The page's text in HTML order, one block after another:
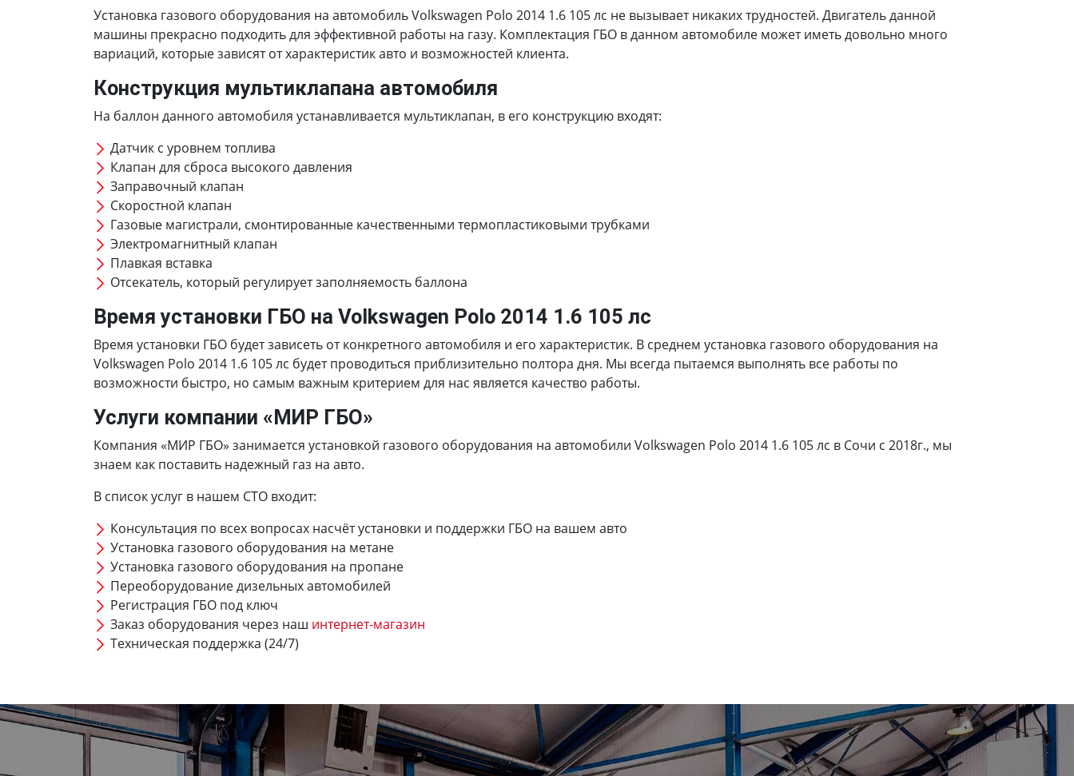
Установка газового оборудования на автомобиль Volkswagen Polo 2014 1.6 105 лс не вызывает никаких трудностей. Двигатель данной
машины прекрасно подходить для эффективной работы на газу. Комплектация ГБО в данном автомобиле может иметь довольно много
вариаций, которые зависят от характеристик авто и возможностей клиента.
Конструкция мультиклапана автомобиля
На баллон данного автомобиля устанавливается мультиклапан, в его конструкцию входят:
Датчик с уровнем топлива
Клапан для сброса высокого давления
Заправочный клапан
Скоростной клапан
Газовые магистрали, смонтированные качественными термопластиковыми трубками
Электромагнитный клапан
Плавкая вставка
Отсекатель, который регулирует заполняемость баллона
Время установки ГБО на Volkswagen Polo 2014 1.6 105 лс
Время установки ГБО будет зависеть от конкретного автомобиля и его характеристик. В среднем установка газового оборудования на
Volkswagen Polo 2014 1.6 105 лс будет проводиться приблизительно полтора дня. Мы всегда пытаемся выполнять все работы по
возможности быстро, но самым важным критерием для нас является качество работы.
Услуги компании «МИР ГБО»
Компания «МИР ГБО» занимается установкой газового оборудования на автомобили Volkswagen Polo 2014 1.6 105 лс в Сочи с 2018г., мы
знаем как поставить надежный газ на авто.
В список услуг в нашем СТО входит:
Консультация по всех вопросах насчёт установки и поддержки ГБО на вашем авто
Установка газового оборудования на метане
Установка газового оборудования на пропане
Переоборудование дизельных автомобилей
Регистрация ГБО под ключ
Заказ оборудования через наш интернет-магазин
Техническая поддержка (24/7)